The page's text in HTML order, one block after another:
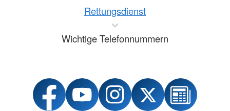
Rettungsdienst
Wichtige Telefonnummern